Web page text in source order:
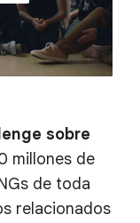
sobre
millones de
de toda
relacionados